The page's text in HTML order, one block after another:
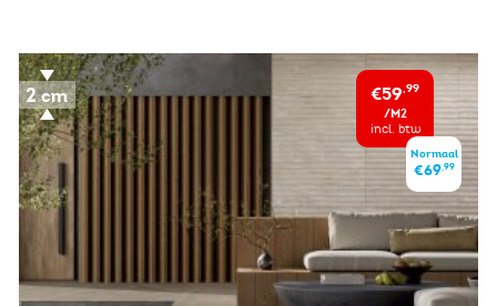
€59,99
/M2
incl. btw
Normaal
€69,99